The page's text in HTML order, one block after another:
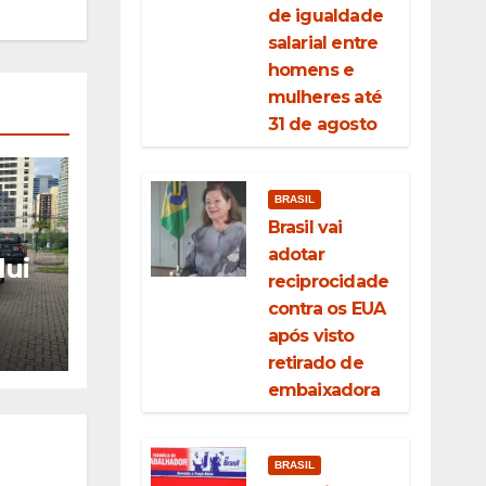
de igualdade
salarial entre
homens e
mulheres até
31 de agosto
BRASIL
Brasil vai
adotar
reciprocidade
contra os EUA
após visto
retirado de
embaixadora
BRASIL